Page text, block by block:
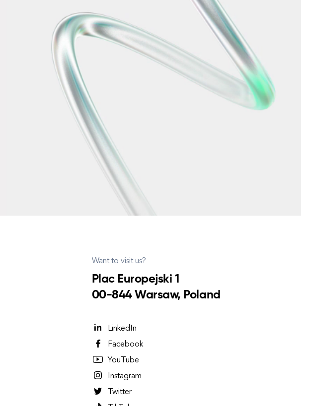
Want to visit us?
Plac Europejski 1
00-844 Warsaw, Poland
LinkedIn
Facebook
YouTube
Instagram
Twitter